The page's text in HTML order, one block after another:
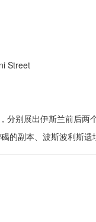
Street
分别展出伊斯兰前后两
的副本、波斯波利斯